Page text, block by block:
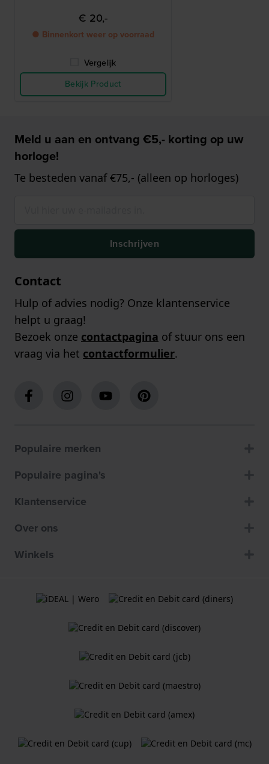
€ 20,-
● Binnenkort weer op voorraad
Vergelijk
Bekijk Product
Meld u aan en ontvang €5,- korting op uw
horloge!
Te besteden vanaf €75,- (alleen op horloges)
Inschrijven
Contact
Hulp of advies nodig? Onze klantenservice
helpt u graag!
Bezoek onze contactpagina of stuur ons een
vraag via het contactformulier.
Populaire merken
Populaire pagina's
Klantenservice
Over ons
Winkels